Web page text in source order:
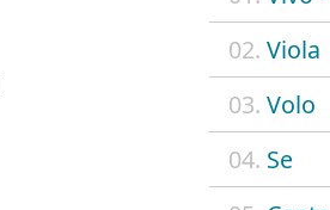
02. Viola
03. Volo
04. Se